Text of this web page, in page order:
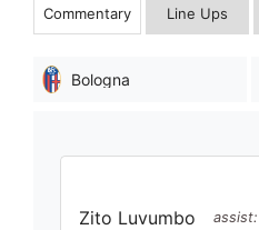
Commentary Line Ups
Bologna
Zito Luvumbo
assist: